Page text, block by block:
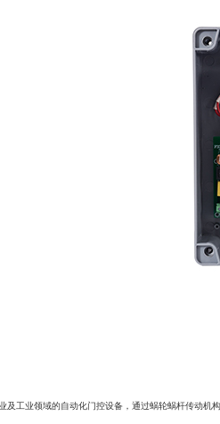
及工业领域的自动化门控设备，通过蜗轮蜗杆传动机